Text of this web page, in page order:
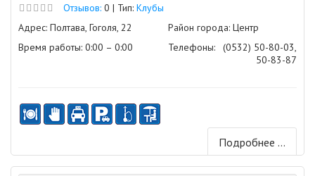
Отзывов: 0 | Тип: Клубы
Адрес: Полтава, Гоголя, 22
Время работы: 0:00 – 0:00
Район города: Центр
Телефоны:
(0532) 50-80-03,
50-83-87
Подробнее ...